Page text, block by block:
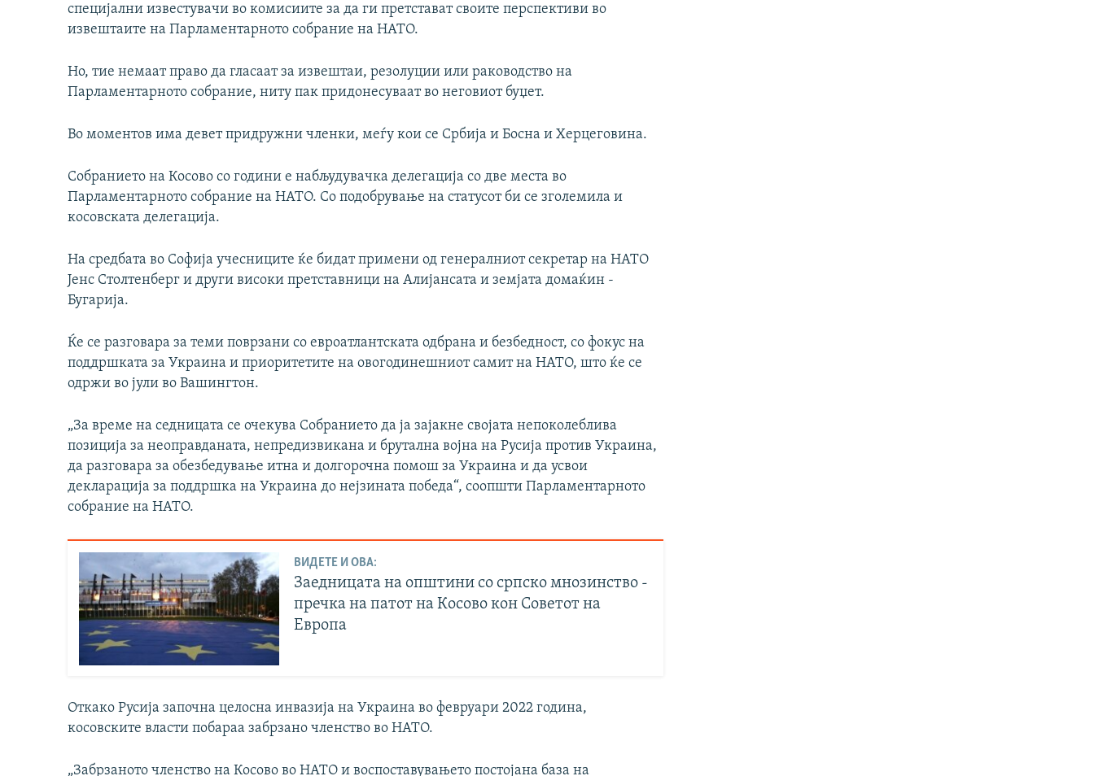
специјални известувачи во комисиите за да ги претстават своите перспективи во
извештаите на Парламентарното собрание на НАТО.
Но, тие немаат право да гласаат за извештаи, резолуции или раководство на
Парламентарното собрание, ниту пак придонесуваат во неговиот буџет.
Во моментов има девет придружни членки, меѓу кои се Србија и Босна и Херцеговина.
Собранието на Косово со години е набљудувачка делегација со две места во
Парламентарното собрание на НАТО. Со подобрување на статусот би се зголемила и
косовската делегација.
На средбата во Софија учесниците ќе бидат примени од генералниот секретар на НАТО
Јенс Столтенберг и други високи претставници на Алијансата и земјата домаќин -
Бугарија.
Ќе се разговара за теми поврзани со евроатлантската одбрана и безбедност, со фокус на
поддршката за Украина и приоритетите на овогодинешниот самит на НАТО, што ќе се
одржи во јули во Вашингтон.
„За време на седницата се очекува Собранието да ја зајакне својата непоколеблива
позиција за неоправданата, непредизвикана и брутална војна на Русија против Украина,
да разговара за обезбедување итна и долгорочна помош за Украина и да усвои
декларација за поддршка на Украина до нејзината победа“, соопшти Парламентарното
собрание на НАТО.
ВИДЕТЕ И ОВА:
Заедницата на општини со српско мнозинство -
пречка на патот на Косово кон Советот на
Европа
Откако Русија започна целосна инвазија на Украина во февруари 2022 година,
косовските власти побараа забрзано членство во НАТО.
„Забрзаното членство на Косово во НАТО и воспоставувањето постојана база на